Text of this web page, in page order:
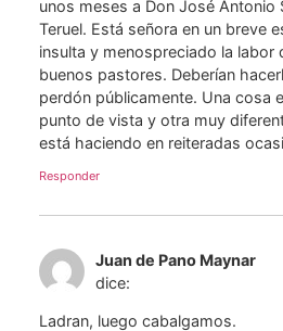
unos meses a Don José Antonio
Teruel. Está señora en un breve
insulta y menospreciado la labor
buenos pastores. Deberían
perdón públicamente. Una cosa
punto de vista y otra muy
está haciendo en reiteradas
Responder
Juan de Pano Maynar
dice:
Ladran, luego cabalgamos.